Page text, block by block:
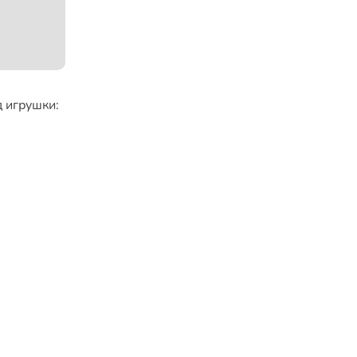
игрушки: